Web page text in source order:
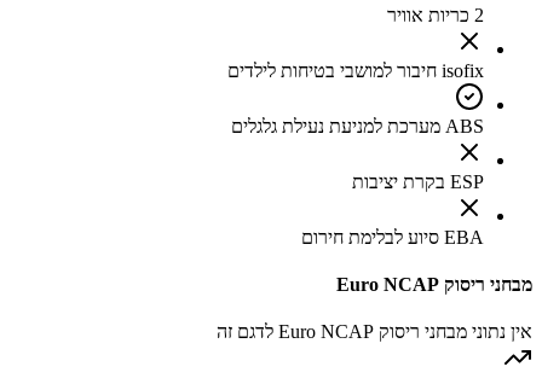
2 כריות אוויר
isofix חיבור למושבי בטיחות לילדים
ABS מערכת למניעת נעילת גלגלים
ESP בקרת יציבות
EBA סיוע לבלימת חירום
מבחני ריסוק Euro NCAP
אין נתוני מבחני ריסוק Euro NCAP לדגם זה